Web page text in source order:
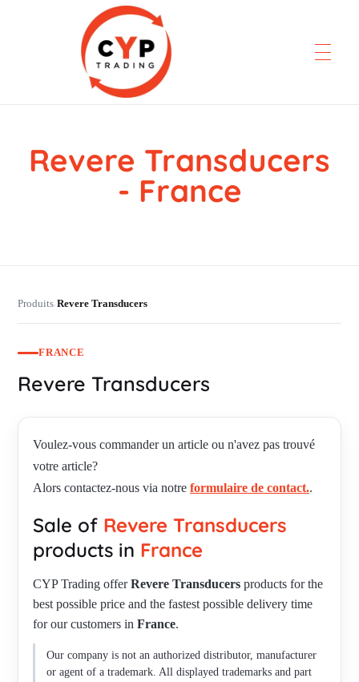
CYP Trading
Professionelle Ersatzteilbeschaffung
Revere Transducers
- France
Produits›Revere Transducers
FRANCE
Revere Transducers
Voulez-vous commander un article ou n'avez pas trouvé
votre article?
Alors contactez-nous via notre formulaire de contact..
Sale of Revere Transducers
products in France
CYP Trading offerRevere Transducers products for the
best possible price and the fastest possible delivery time
for our customers in France.
Our company is not an authorized distributor, manufacturer
or agent of a trademark. All displayed trademarks and part